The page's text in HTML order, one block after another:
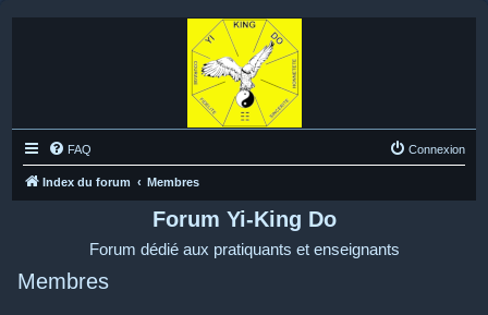
FAQ Connexion
Index du forum Membres
Forum Yi-King Do
Forum dédié aux pratiquants et enseignants
Membres